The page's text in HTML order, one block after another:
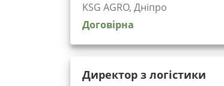
KSG AGRO, Дніпро
Договірна
Директор з логістики